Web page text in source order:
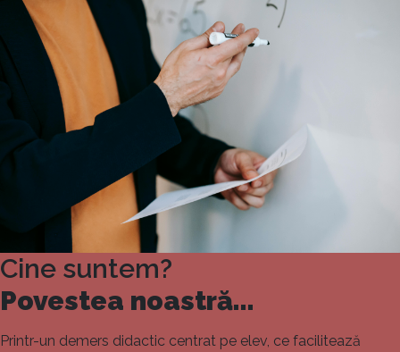
Cine suntem?
Povestea noastră...
Printr-un demers didactic centrat pe elev, ce facilitează